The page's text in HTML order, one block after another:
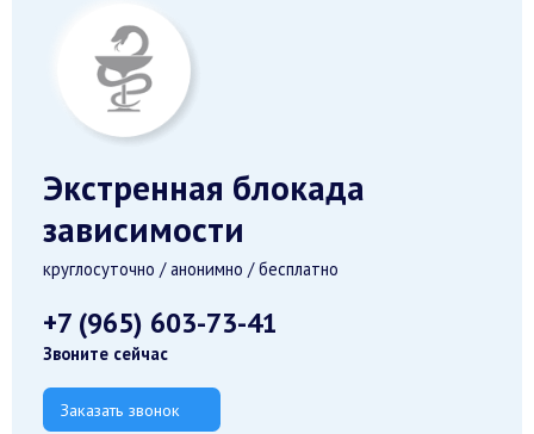
Экстренная блокада
зависимости
круглосуточно / анонимно / бесплатно
+7 (965) 603-73-41
Звоните сейчас
Заказать звонок